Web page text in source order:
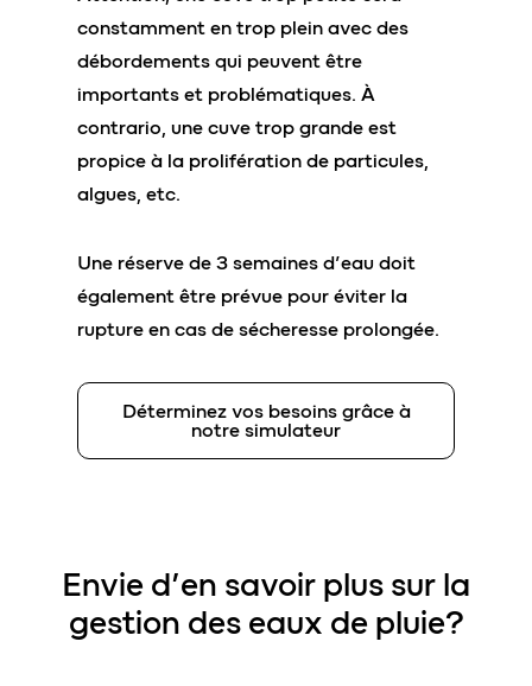
constamment en trop plein avec des
débordements qui peuvent être
importants et problématiques. À
contrario, une cuve trop grande est
propice à la prolifération de particules,
algues, etc.
Une réserve de 3 semaines d’eau doit
également être prévue pour éviter la
rupture en cas de sécheresse prolongée.
Déterminez vos besoins grâce à
notre simulateur
Envie d’en savoir plus sur la
gestion des eaux de pluie?